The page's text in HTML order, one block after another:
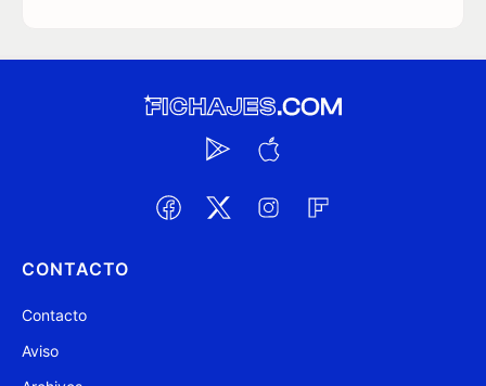
CONTACTO
Contacto
Aviso